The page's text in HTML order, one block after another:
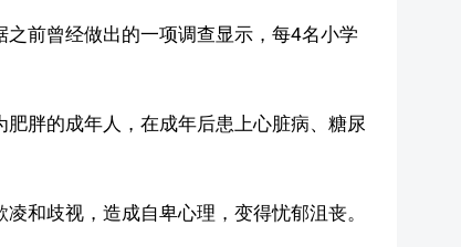
前曾经做出的一项调查显示，每4名小学
胖的成年人，在成年后患上心脏病、糖尿
和歧视，造成自卑心理，变得忧郁沮丧。